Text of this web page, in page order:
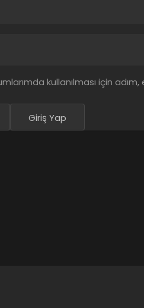
kullanılması için
Giriş Yap